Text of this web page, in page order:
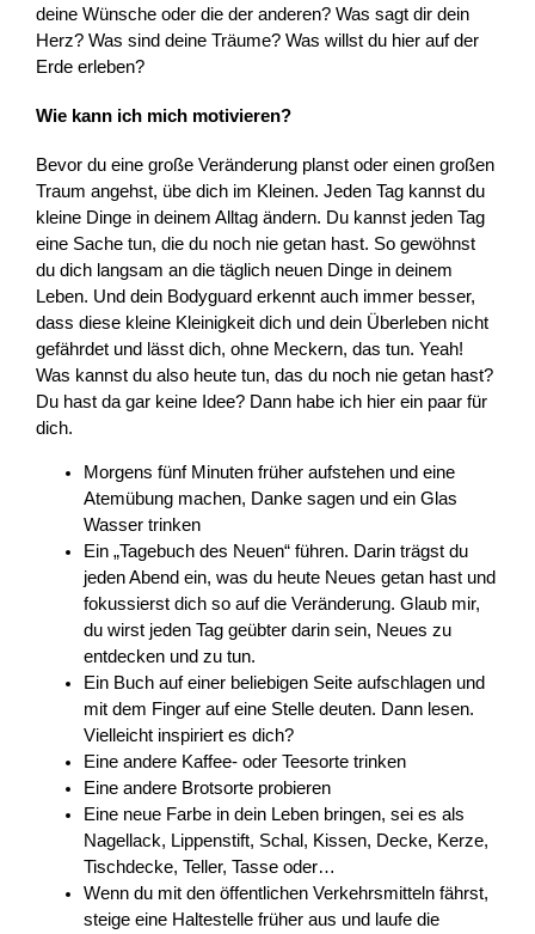
deine Wünsche oder die der anderen? Was sagt dir dein
Herz? Was sind deine Träume? Was willst du hier auf der
Erde erleben?
Wie kann ich mich motivieren?
Bevor du eine große Veränderung planst oder einen großen
Traum angehst, übe dich im Kleinen. Jeden Tag kannst du
kleine Dinge in deinem Alltag ändern. Du kannst jeden Tag
eine Sache tun, die du noch nie getan hast. So gewöhnst
du dich langsam an die täglich neuen Dinge in deinem
Leben. Und dein Bodyguard erkennt auch immer besser,
dass diese kleine Kleinigkeit dich und dein Überleben nicht
gefährdet und lässt dich, ohne Meckern, das tun. Yeah!
Was kannst du also heute tun, das du noch nie getan hast?
Du hast da gar keine Idee? Dann habe ich hier ein paar für
dich.
Morgens fünf Minuten früher aufstehen und eine
Atemübung machen, Danke sagen und ein Glas
Wasser trinken
Ein „Tagebuch des Neuen“ führen. Darin trägst du
jeden Abend ein, was du heute Neues getan hast und
fokussierst dich so auf die Veränderung. Glaub mir,
du wirst jeden Tag geübter darin sein, Neues zu
entdecken und zu tun.
Ein Buch auf einer beliebigen Seite aufschlagen und
mit dem Finger auf eine Stelle deuten. Dann lesen.
Vielleicht inspiriert es dich?
Eine andere Kaffee- oder Teesorte trinken
Eine andere Brotsorte probieren
Eine neue Farbe in dein Leben bringen, sei es als
Nagellack, Lippenstift, Schal, Kissen, Decke, Kerze,
Tischdecke, Teller, Tasse oder…
Wenn du mit den öffentlichen Verkehrsmitteln fährst,
steige eine Haltestelle früher aus und laufe die